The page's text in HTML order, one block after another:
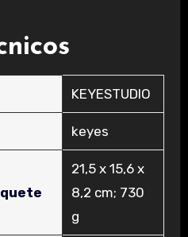
‎KEYESTUDIO
‎keyes
‎21,5 x 15,6 x
8,2 cm; 730
g